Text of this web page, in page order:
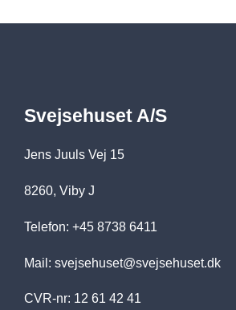
Svejsehuset A/S
Jens Juuls Vej 15
8260, Viby J
Telefon: +45 8738 6411
Mail: svejsehuset@svejsehuset.dk
CVR-nr: 12 61 42 41